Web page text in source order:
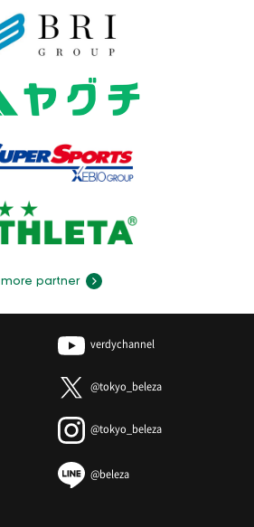
more partner
verdychannel
@tokyo_beleza
@tokyo_beleza
@beleza